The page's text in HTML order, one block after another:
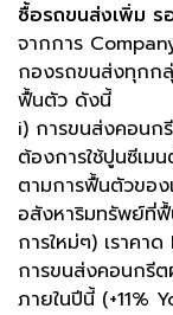
ซื้อรถขนส่งเพิ่ม ร
จากการ
กองรถขนส่งทุกก
ฟื้นตัว ดังนี้
i) การขนส่งคอนก
ต้องการใช้ปูนซีเมน
ตามการฟื้นตัวของ
อสังหาริมทรัพย์ที่
การใหม่ๆ) เราคา
การขนส่งคอนกรี
ภายในปีนี้ (+11%